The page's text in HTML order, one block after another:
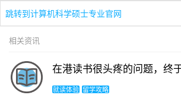
跳转到计算机科学硕士专业官网
相关资讯
在港读书很头疼的问题，终
就读体验 留学攻略